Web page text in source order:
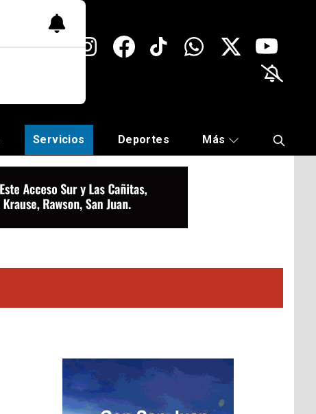
Servicios Deportes Más